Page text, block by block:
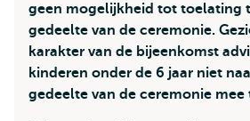
geen mogelijkheid tot toelating
gedeelte van de ceremonie.
karakter van de bijeenkomst
kinderen onder de 6 jaar niet
gedeelte van de ceremonie mee